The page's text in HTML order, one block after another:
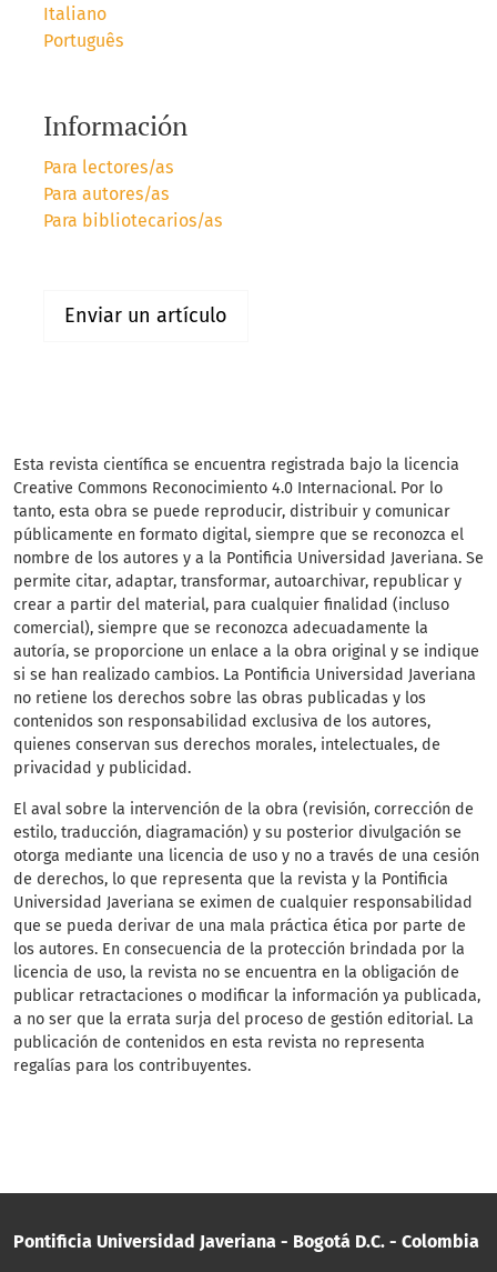
Italiano
Português
Información
Para lectores/as
Para autores/as
Para bibliotecarios/as
Enviar un artículo
Esta revista científica se encuentra registrada bajo la licencia
Creative Commons Reconocimiento 4.0 Internacional. Por lo
tanto, esta obra se puede reproducir, distribuir y comunicar
públicamente en formato digital, siempre que se reconozca el
nombre de los autores y a la Pontificia Universidad Javeriana. Se
permite citar, adaptar, transformar, autoarchivar, republicar y
crear a partir del material, para cualquier finalidad (incluso
comercial), siempre que se reconozca adecuadamente la
autoría, se proporcione un enlace a la obra original y se indique
si se han realizado cambios. La Pontificia Universidad Javeriana
no retiene los derechos sobre las obras publicadas y los
contenidos son responsabilidad exclusiva de los autores,
quienes conservan sus derechos morales, intelectuales, de
privacidad y publicidad.
El aval sobre la intervención de la obra (revisión, corrección de
estilo, traducción, diagramación) y su posterior divulgación se
otorga mediante una licencia de uso y no a través de una cesión
de derechos, lo que representa que la revista y la Pontificia
Universidad Javeriana se eximen de cualquier responsabilidad
que se pueda derivar de una mala práctica ética por parte de
los autores. En consecuencia de la protección brindada por la
licencia de uso, la revista no se encuentra en la obligación de
publicar retractaciones o modificar la información ya publicada,
a no ser que la errata surja del proceso de gestión editorial. La
publicación de contenidos en esta revista no representa
regalías para los contribuyentes.
Pontificia Universidad Javeriana - Bogotá D.C. - Colombia